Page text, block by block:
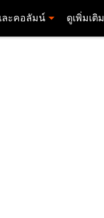
ะคอลัมน์ ดูเพิ่มเติม